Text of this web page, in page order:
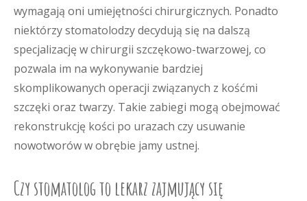
wymagają oni umiejętności chirurgicznych. Ponadto
niektórzy stomatolodzy decydują się na dalszą
specjalizację w chirurgii szczękowo-twarzowej, co
pozwala im na wykonywanie bardziej
skomplikowanych operacji związanych z kośćmi
szczęki oraz twarzy. Takie zabiegi mogą obejmować
rekonstrukcję kości po urazach czy usuwanie
nowotworów w obrębie jamy ustnej.
Czy stomatolog to lekarz zajmujący się